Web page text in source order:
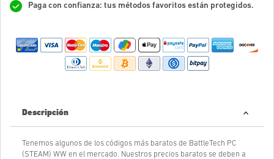
Paga con confianza: tus métodos favoritos están protegidos.
Descripción
Tenemos algunos de los códigos más baratos de BattleTech PC
(STEAM) WW en el mercado. Nuestros precios baratos se deben a